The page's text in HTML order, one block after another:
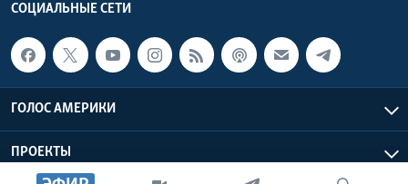
СОЦИАЛЬНЫЕ СЕТИ
ГОЛОС АМЕРИКИ
ПРОЕКТЫ